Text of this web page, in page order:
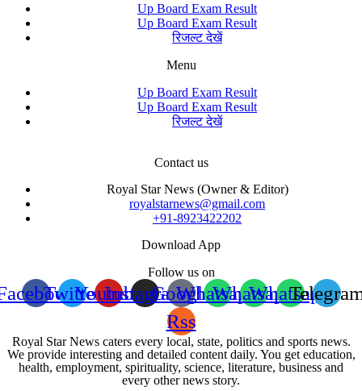
Up Board Exam Result
Up Board Exam Result
रिजल्ट देखें
Menu
Up Board Exam Result
Up Board Exam Result
रिजल्ट देखें
Contact us
Royal Star News (Owner & Editor)
royalstarnews@gmail.com
+91-8923422202
Download App
Follow us on
TwitterYoutube
Instagram
Google
Whatsapp
Whatsapp
Whatsapp
Rss
Royal Star News caters every local, state, politics and sports news.
We provide interesting and detailed content daily. You get education,
health, employment, spirituality, science, literature, business and
every other news story.